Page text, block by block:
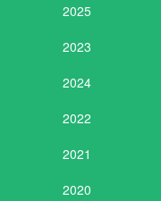
2025
2023
2024
2022
2021
2020